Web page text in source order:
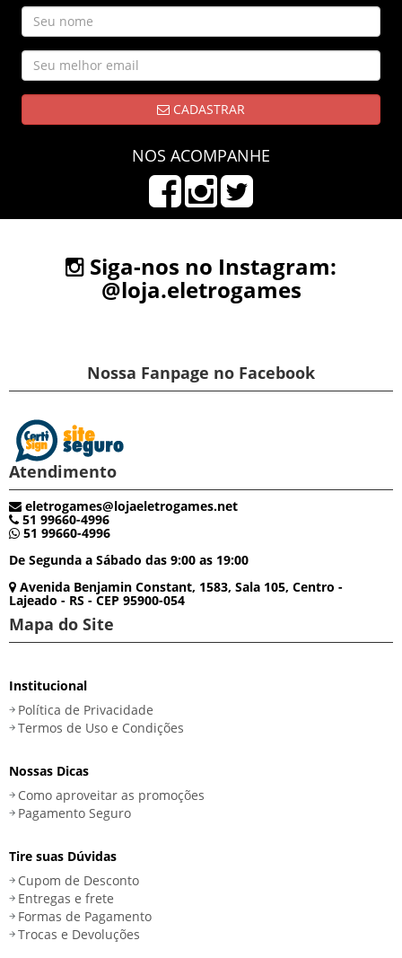
CADASTRAR
NOS ACOMPANHE
Siga-nos no Instagram:
@loja.eletrogames
Nossa Fanpage no Facebook
Atendimento
eletrogames@lojaeletrogames.net
51 99660-4996
51 99660-4996
De Segunda a Sábado das 9:00 as 19:00
Avenida Benjamin Constant, 1583, Sala 105, Centro -
Lajeado - RS - CEP 95900-054
Mapa do Site
Institucional
Política de Privacidade
Termos de Uso e Condições
Nossas Dicas
Como aproveitar as promoções
Pagamento Seguro
Tire suas Dúvidas
Cupom de Desconto
Entregas e frete
Formas de Pagamento
Trocas e Devoluções